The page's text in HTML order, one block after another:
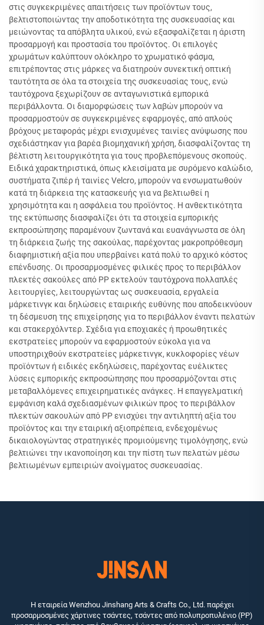
στις συγκεκριμένες απαιτήσεις των προϊόντων τους,
βελτιστοποιώντας την αποδοτικότητα της συσκευασίας και
μειώνοντας τα απόβλητα υλικού, ενώ εξασφαλίζεται η άριστη
προσαρμογή και προστασία του προϊόντος. Οι επιλογές
χρωμάτων καλύπτουν ολόκληρο το χρωματικό φάσμα,
επιτρέποντας στις μάρκες να διατηρούν συνεκτική οπτική
ταυτότητα σε όλα τα στοιχεία της συσκευασίας τους, ενώ
ταυτόχρονα ξεχωρίζουν σε ανταγωνιστικά εμπορικά
περιβάλλοντα. Οι διαμορφώσεις των λαβών μπορούν να
προσαρμοστούν σε συγκεκριμένες εφαρμογές, από απλούς
βρόχους μεταφοράς μέχρι ενισχυμένες ταινίες ανύψωσης που
σχεδιάστηκαν για βαρέα βιομηχανική χρήση, διασφαλίζοντας τη
βέλτιστη λειτουργικότητα για τους προβλεπόμενους σκοπούς.
Ειδικά χαρακτηριστικά, όπως κλεισίματα με συρόμενο καλώδιο,
συστήματα ζιπέρ ή ταινίες Velcro, μπορούν να ενσωματωθούν
κατά τη διάρκεια της κατασκευής για να βελτιωθεί η
χρησιμότητα και η ασφάλεια του προϊόντος. Η ανθεκτικότητα
της εκτύπωσης διασφαλίζει ότι τα στοιχεία εμπορικής
εκπροσώπησης παραμένουν ζωντανά και ευανάγνωστα σε όλη
τη διάρκεια ζωής της σακούλας, παρέχοντας μακροπρόθεσμη
διαφημιστική αξία που υπερβαίνει κατά πολύ το αρχικό κόστος
επένδυσης. Οι προσαρμοσμένες φιλικές προς το περιβάλλον
πλεκτές σακούλες από PP εκτελούν ταυτόχρονα πολλαπλές
λειτουργίες, λειτουργώντας ως συσκευασία, εργαλεία
μάρκετινγκ και δηλώσεις εταιρικής ευθύνης που αποδεικνύουν
τη δέσμευση της επιχείρησης για το περιβάλλον έναντι πελατών
και στακερχόλντερ. Σχέδια για εποχιακές ή προωθητικές
εκστρατείες μπορούν να εφαρμοστούν εύκολα για να
υποστηριχθούν εκστρατείες μάρκετινγκ, κυκλοφορίες νέων
προϊόντων ή ειδικές εκδηλώσεις, παρέχοντας ευέλικτες
λύσεις εμπορικής εκπροσώπησης που προσαρμόζονται στις
μεταβαλλόμενες επιχειρηματικές ανάγκες. Η επαγγελματική
εμφάνιση καλά σχεδιασμένων φιλικών προς το περιβάλλον
πλεκτών σακουλών από PP ενισχύει την αντιληπτή αξία του
προϊόντος και την εταιρική αξιοπρέπεια, ενδεχομένως
δικαιολογώντας στρατηγικές προμιούμενης τιμολόγησης, ενώ
βελτιώνει την ικανοποίηση και την πίστη των πελατών μέσω
βελτιωμένων εμπειριών ανοίγματος συσκευασίας.
Η εταιρεία Wenzhou Jinshang Arts & Crafts Co., Ltd. παρέχει
προσαρμοσμένες χάρτινες τσάντες, τσάντες από πολυπροπυλένιο (PP)